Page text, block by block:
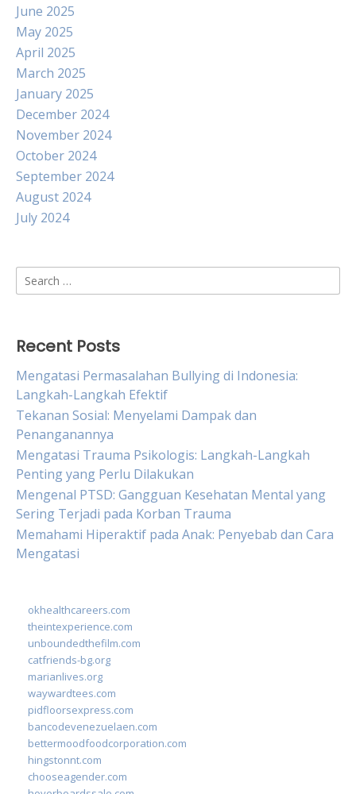
June 2025
May 2025
April 2025
March 2025
January 2025
December 2024
November 2024
October 2024
September 2024
August 2024
July 2024
Search
for:
Recent Posts
Mengatasi Permasalahan Bullying di Indonesia:
Langkah-Langkah Efektif
Tekanan Sosial: Menyelami Dampak dan
Penanganannya
Mengatasi Trauma Psikologis: Langkah-Langkah
Penting yang Perlu Dilakukan
Mengenal PTSD: Gangguan Kesehatan Mental yang
Sering Terjadi pada Korban Trauma
Memahami Hiperaktif pada Anak: Penyebab dan Cara
Mengatasi
okhealthcareers.com
theintexperience.com
unboundedthefilm.com
catfriends-bg.org
marianlives.org
waywardtees.com
pidfloorsexpress.com
bancodevenezuelaen.com
bettermoodfoodcorporation.com
hingstonnt.com
chooseagender.com